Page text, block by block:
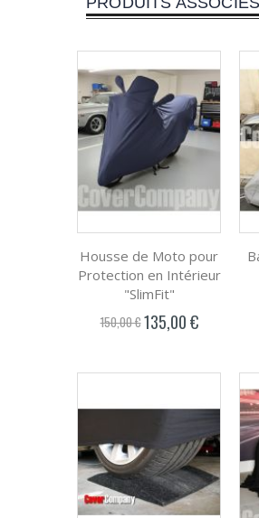
Housse de Moto pour
Protection en Intérieur
"SlimFit"
150,00 € Prix
spécial
135,00 €